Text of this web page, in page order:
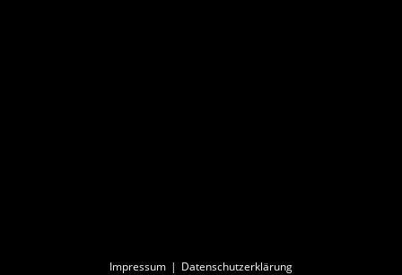
Impressum Datenschutzerklärung